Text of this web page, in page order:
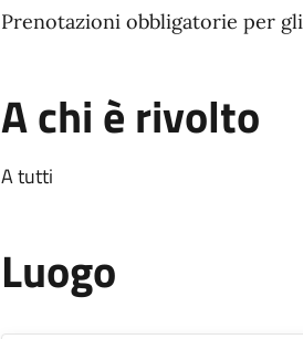
Prenotazioni obbligatorie per
A chi è rivolto
A tutti
Luogo